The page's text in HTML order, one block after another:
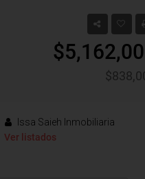
Issa Saieh Inmobiliaria
Ver listados